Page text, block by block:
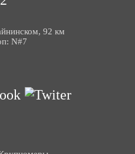
92 км
N#7